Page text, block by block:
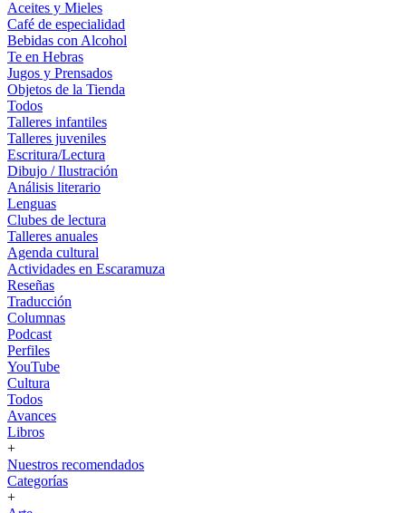
Aceites y Mieles
Café de especialidad
Bebidas con Alcohol
Te en Hebras
Jugos y Prensados
Objetos de la Tienda
Todos
Talleres infantiles
Talleres juveniles
Escritura/Lectura
Dibujo / Ilustración
Análisis literario
Lenguas
Clubes de lectura
Talleres anuales
Agenda cultural
Actividades en Escaramuza
Reseñas
Traducción
Columnas
Podcast
Perfiles
YouTube
Cultura
Todos
Avances
Libros
+
Nuestros recomendados
Categorías
+